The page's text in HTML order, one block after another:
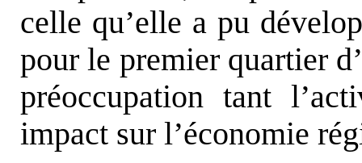
celle qu’elle a pu
pour le premier quartier
préoccupation tant
impact sur l’économie